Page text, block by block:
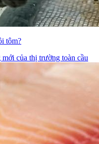
tôm?
của thị trường toàn cầu